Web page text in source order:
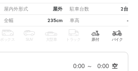
屋内外形式 屋外 駐車台数 2台
全幅 235cm 車高 -
ボックス SUV 大型車 トラック 原付 バイク
0:00 ～ 0:00 空